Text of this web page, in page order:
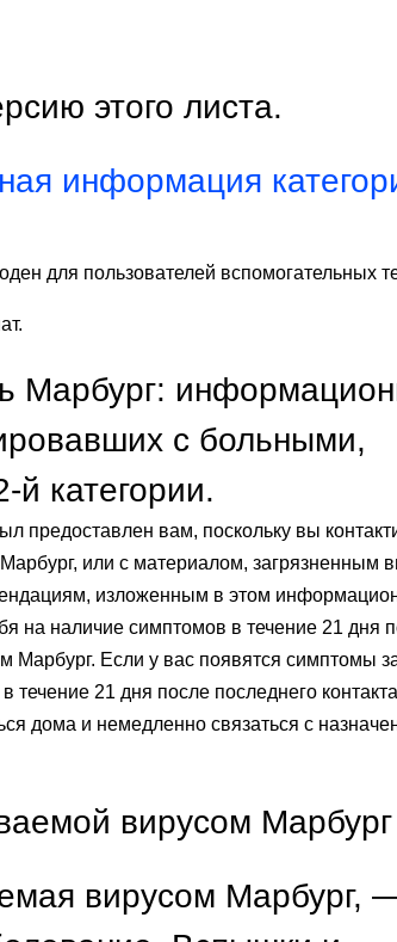
этого листа.
информация
для пользователей вспомогательных
Марбург:
с больными,
й категории.
предоставлен вам, поскольку вы
или с материалом, загрязненным
изложенным в этом
на наличие симптомов в течение 21 дня
Марбург. Если у вас появятся симптомы
течение 21 дня после последнего
дома и немедленно связаться с
вирусом Марбург
вирусом Марбург,